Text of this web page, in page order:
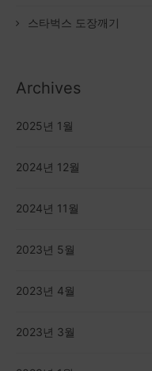
스타벅스 도장깨기
Archives
2025년 1월
2024년 12월
2024년 11월
2023년 5월
2023년 4월
2023년 3월